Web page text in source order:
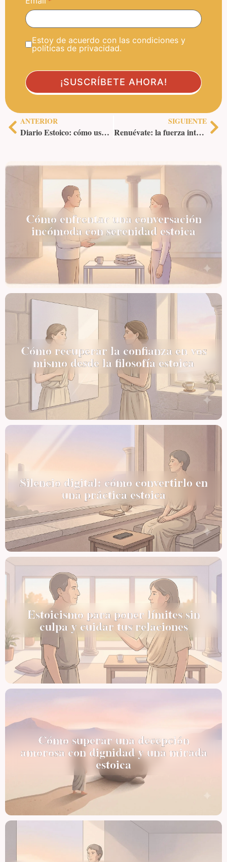
Estoy de acuerdo con las condiciones y
políticas de privacidad.
ANTERIOR
Diario Estoico: cómo usarlo y por qué
SIGUIENTE
Renuévate: la fuerza interior que no sabías que tenías y cómo cultivarla con el estoicismo
Cómo enfrentar una conversación
incómoda con serenidad estoica
Cómo recuperar la confianza en vos
mismo desde la filosofía estoica
Silencio digital: cómo convertirlo en
una práctica estoica
Estoicismo para poner límites sin
culpa y cuidar tus relaciones
Cómo superar una decepción
amorosa con dignidad y una mirada
estoica